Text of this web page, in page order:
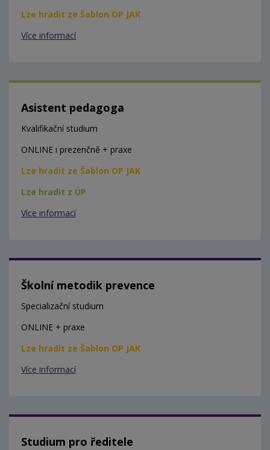
Lze hradit ze Šablon OP JAK
Více informací
Asistent pedagoga
Kvalifikační studium
ONLINE i prezenčně + praxe
Lze hradit ze Šablon OP JAK
Lze hradit z ÚP
Více informací
Školní metodik prevence
Specializační studium
ONLINE + praxe
Lze hradit ze Šablon OP JAK
Více informací
Studium pro ředitele